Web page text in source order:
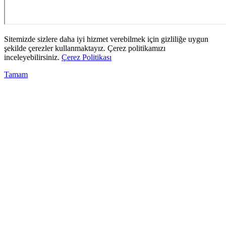
Sitemizde sizlere daha iyi hizmet verebilmek için gizliliğe uygun
şekilde çerezler kullanmaktayız. Çerez politikamızı
inceleyebilirsiniz. Çerez Politikası
Tamam